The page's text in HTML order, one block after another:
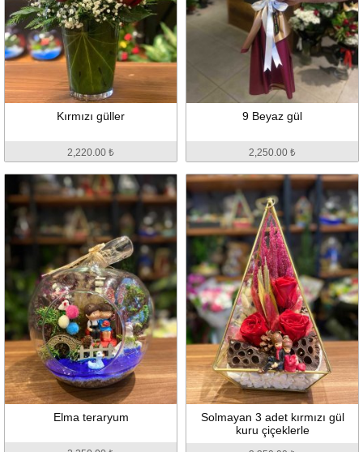
Kırmızı güller
2,220.00 ₺
9 Beyaz gül
2,250.00 ₺
Elma teraryum
Solmayan 3 adet kırmızı gül
kuru çiçeklerle